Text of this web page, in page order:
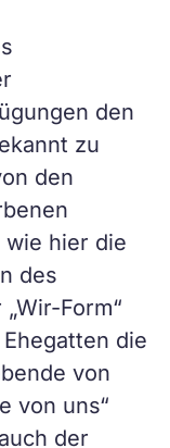
den
zu
den
wie hier die
des
Form“
die
von
von uns“
der